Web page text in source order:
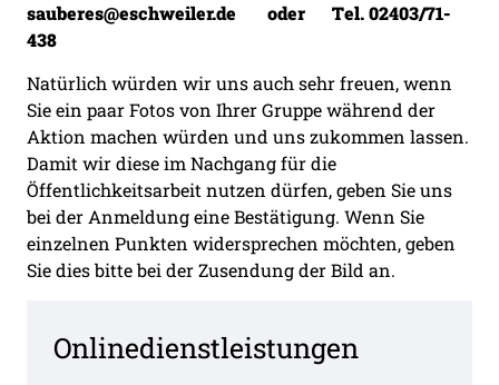
sauberes@eschweiler.de oder Tel. 02403/71-
438
Natürlich würden wir uns auch sehr freuen, wenn
Sie ein paar Fotos von Ihrer Gruppe während der
Aktion machen würden und uns zukommen lassen.
Damit wir diese im Nachgang für die
Öffentlichkeitsarbeit nutzen dürfen, geben Sie uns
bei der Anmeldung eine Bestätigung. Wenn Sie
einzelnen Punkten widersprechen möchten, geben
Sie dies bitte bei der Zusendung der Bild an.
Onlinedienstleistungen